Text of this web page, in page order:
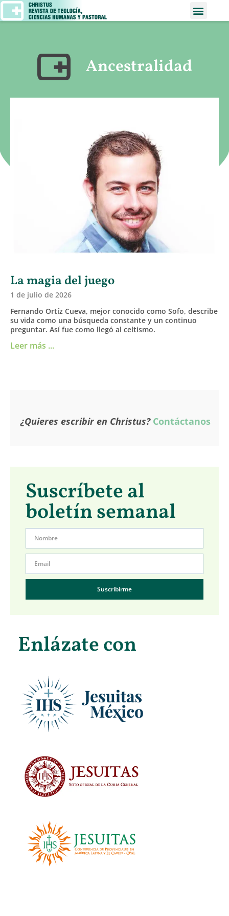
Ancestralidad
La magia del juego
1 de julio de 2026
Fernando Ortíz Cueva, mejor conocido como Sofo, describe
su vida como una búsqueda constante y un continuo
preguntar. Así fue como llegó al celtismo.
Leer más ...
¿Quieres escribir en Christus? Contáctanos
Suscríbete al
boletín semanal
Suscribirme
Enlázate con